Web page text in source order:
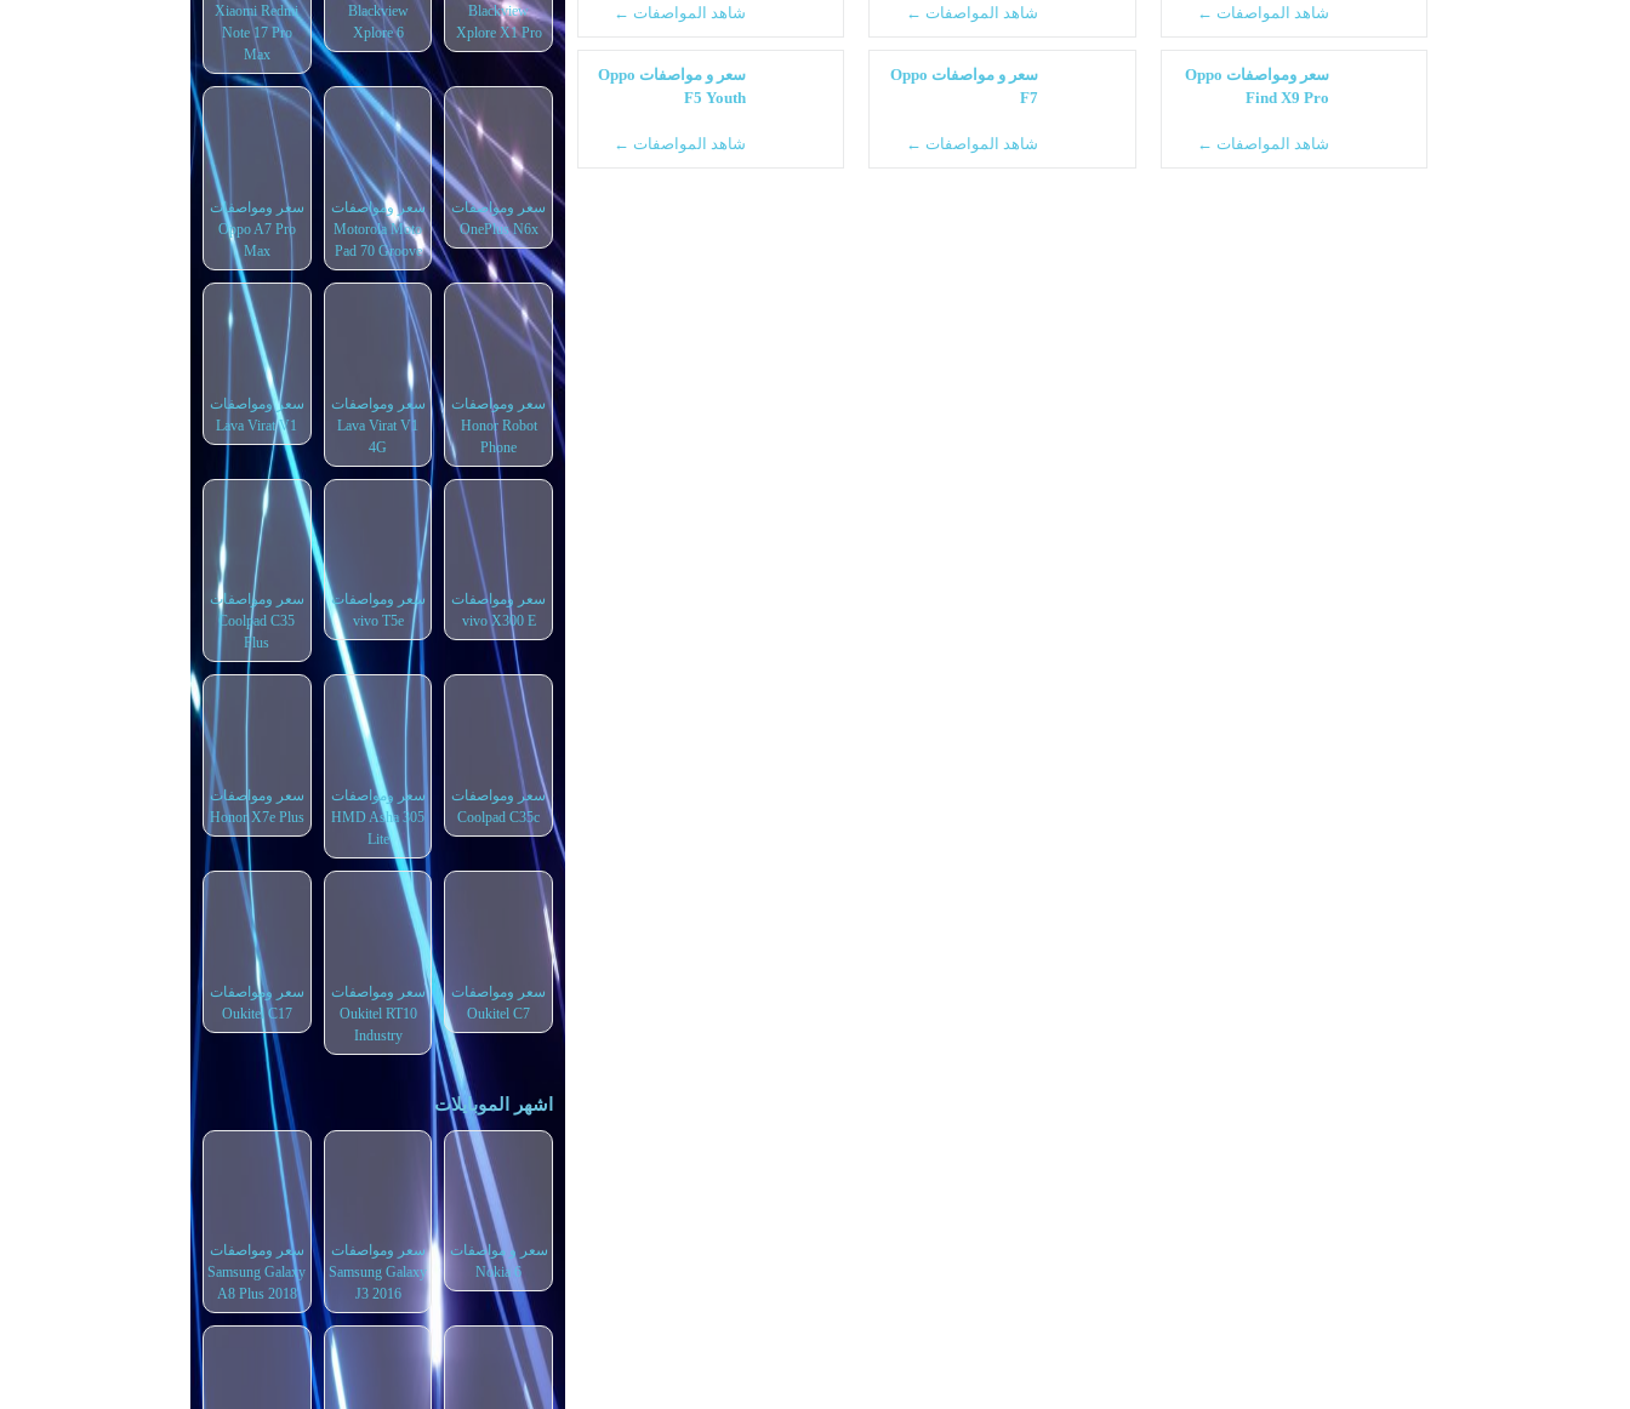
شاهد المواصفات ← شاهد المواصفات ← شاهد المواصفات ←
سعر ومواصفات Oppo
Find X9 Pro
شاهد المواصفات ←
سعر و مواصفات Oppo
F7
شاهد المواصفات ←
سعر و مواصفات Oppo
F5 Youth
شاهد المواصفات ←
Blackview
Xplore X1 Pro
Blackview
Xplore 6
Xiaomi Redmi
Note 17 Pro
Max
سعر ومواصفات
OnePlus N6x
سعر ومواصفات
Motorola Moto
Pad 70 Groove
سعر ومواصفات
Oppo A7 Pro
Max
سعر ومواصفات
Honor Robot
Phone
سعر ومواصفات
Lava Virat V1
4G
سعر ومواصفات
Lava Virat V1
سعر ومواصفات
vivo X300 E
سعر ومواصفات
vivo T5e
سعر ومواصفات
Coolpad C35
Plus
سعر ومواصفات
Coolpad C35c
سعر ومواصفات
HMD Asha 305
Lite
سعر ومواصفات
Honor X7e Plus
سعر ومواصفات
Oukitel C7
سعر ومواصفات
Oukitel RT10
Industry
سعر ومواصفات
Oukitel C17
اشهر الموبايلات
سعر و مواصفات
Nokia 6
سعر ومواصفات
Samsung Galaxy
J3 2016
سعر ومواصفات
Samsung Galaxy
A8 Plus 2018